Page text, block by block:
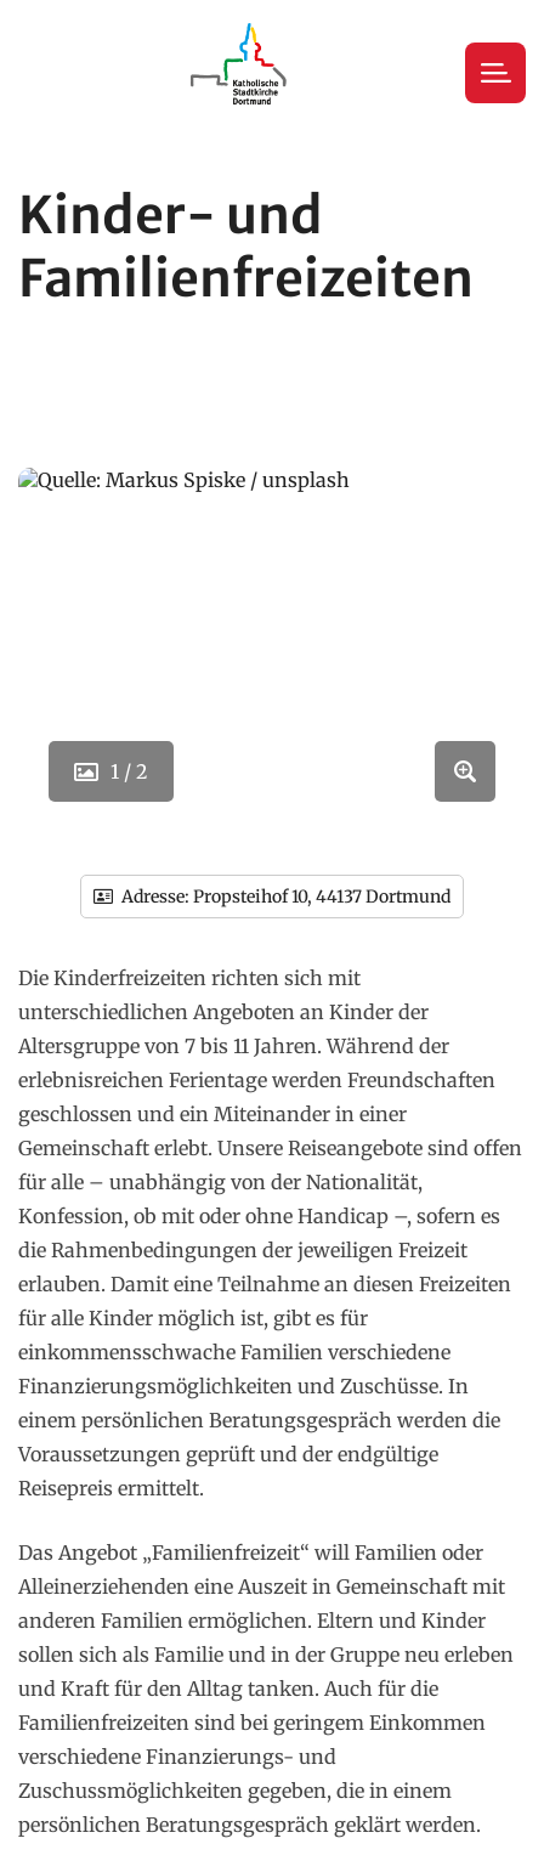
Kinder- und
Familienfreizeiten
1 / 2
Adresse: Propsteihof 10, 44137 Dortmund
Die Kinderfreizeiten richten sich mit
unterschiedlichen Angeboten an Kinder der
Altersgruppe von 7 bis 11 Jahren. Während der
erlebnisreichen Ferientage werden Freundschaften
geschlossen und ein Miteinander in einer
Gemeinschaft erlebt. Unsere Reiseangebote sind offen
für alle – unabhängig von der Nationalität,
Konfession, ob mit oder ohne Handicap –, sofern es
die Rahmenbedingungen der jeweiligen Freizeit
erlauben. Damit eine Teilnahme an diesen Freizeiten
für alle Kinder möglich ist, gibt es für
einkommensschwache Familien verschiedene
Finanzierungsmöglichkeiten und Zuschüsse. In
einem persönlichen Beratungsgespräch werden die
Voraussetzungen geprüft und der endgültige
Reisepreis ermittelt.
Das Angebot „Familienfreizeit“ will Familien oder
Alleinerziehenden eine Auszeit in Gemeinschaft mit
anderen Familien ermöglichen. Eltern und Kinder
sollen sich als Familie und in der Gruppe neu erleben
und Kraft für den Alltag tanken. Auch für die
Familienfreizeiten sind bei geringem Einkommen
verschiedene Finanzierungs- und
Zuschussmöglichkeiten gegeben, die in einem
persönlichen Beratungsgespräch geklärt werden.